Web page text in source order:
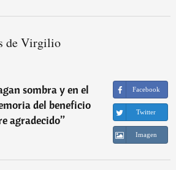
de Virgilio
sombra y en el
del beneficio
agradecido”
Facebook
Twitter
Imagen